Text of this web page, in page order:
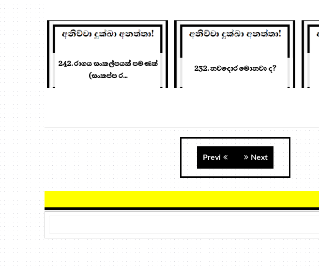
242. රාගය සංකල්පයක් පමණක්
(සංකප්ප ර...
232. නවදොර මොනවා ද?
Next
Previ